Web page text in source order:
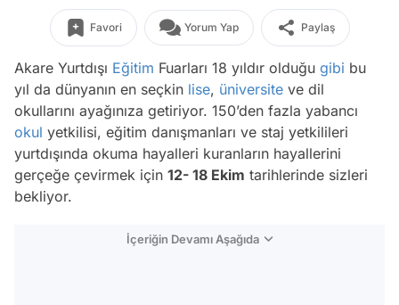
Favori Yorum Yap Paylaş
Akare Yurtdışı Eğitim Fuarları 18 yıldır olduğu gibi bu
yıl da dünyanın en seçkin lise, üniversite ve dil
okullarını ayağınıza getiriyor. 150’den fazla yabancı
okul yetkilisi, eğitim danışmanları ve staj yetkilileri
yurtdışında okuma hayalleri kuranların hayallerini
gerçeğe çevirmek için 12- 18 Ekim tarihlerinde sizleri
bekliyor.
İçeriğin Devamı Aşağıda